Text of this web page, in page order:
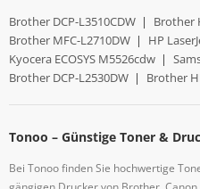
Brother DCP-L3510CDW | Brother
Brother MFC-L2710DW | HP
Kyocera ECOSYS M5526cdw |
Brother DCP-L2530DW | Brother
Tonoo – Günstige Toner &
Bei Tonoo finden Sie hochwertige